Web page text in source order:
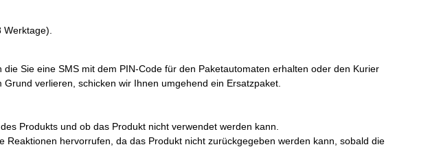
Sie eine SMS mit dem PIN-Code für den Paketautomaten erhalten oder den Kurier
verlieren, schicken wir Ihnen umgehend ein Ersatzpaket.
Produkts und ob das Produkt nicht verwendet werden kann.
hervorrufen, da das Produkt nicht zurückgegeben werden kann, sobald die